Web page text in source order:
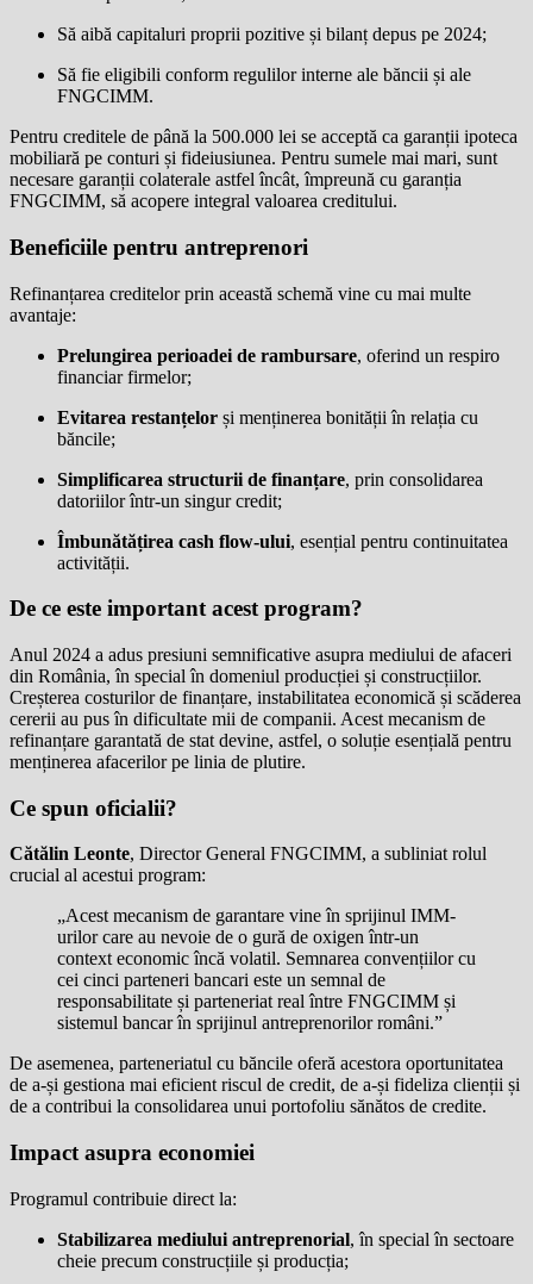
Să aibă capitaluri proprii pozitive și bilanț depus pe 2024;
Să fie eligibili conform regulilor interne ale băncii și ale
FNGCIMM.
Pentru creditele de până la 500.000 lei se acceptă ca garanții ipoteca
mobiliară pe conturi și fideiusiunea. Pentru sumele mai mari, sunt
necesare garanții colaterale astfel încât, împreună cu garanția
FNGCIMM, să acopere integral valoarea creditului.
Beneficiile pentru antreprenori
Refinanțarea creditelor prin această schemă vine cu mai multe
avantaje:
Prelungirea perioadei de rambursare, oferind un respiro
financiar firmelor;
Evitarea restanțelor și menținerea bonității în relația cu
băncile;
Simplificarea structurii de finanțare, prin consolidarea
datoriilor într-un singur credit;
Îmbunătățirea cash flow-ului, esențial pentru continuitatea
activității.
De ce este important acest program?
Anul 2024 a adus presiuni semnificative asupra mediului de afaceri
din România, în special în domeniul producției și construcțiilor.
Creșterea costurilor de finanțare, instabilitatea economică și scăderea
cererii au pus în dificultate mii de companii. Acest mecanism de
refinanțare garantată de stat devine, astfel, o soluție esențială pentru
menținerea afacerilor pe linia de plutire.
Ce spun oficialii?
Cătălin Leonte, Director General FNGCIMM, a subliniat rolul
crucial al acestui program:
„Acest mecanism de garantare vine în sprijinul IMM-
urilor care au nevoie de o gură de oxigen într-un
context economic încă volatil. Semnarea convențiilor cu
cei cinci parteneri bancari este un semnal de
responsabilitate și parteneriat real între FNGCIMM și
sistemul bancar în sprijinul antreprenorilor români.”
De asemenea, parteneriatul cu băncile oferă acestora oportunitatea
de a-și gestiona mai eficient riscul de credit, de a-și fideliza clienții și
de a contribui la consolidarea unui portofoliu sănătos de credite.
Impact asupra economiei
Programul contribuie direct la:
Stabilizarea mediului antreprenorial, în special în sectoare
cheie precum construcțiile și producția;